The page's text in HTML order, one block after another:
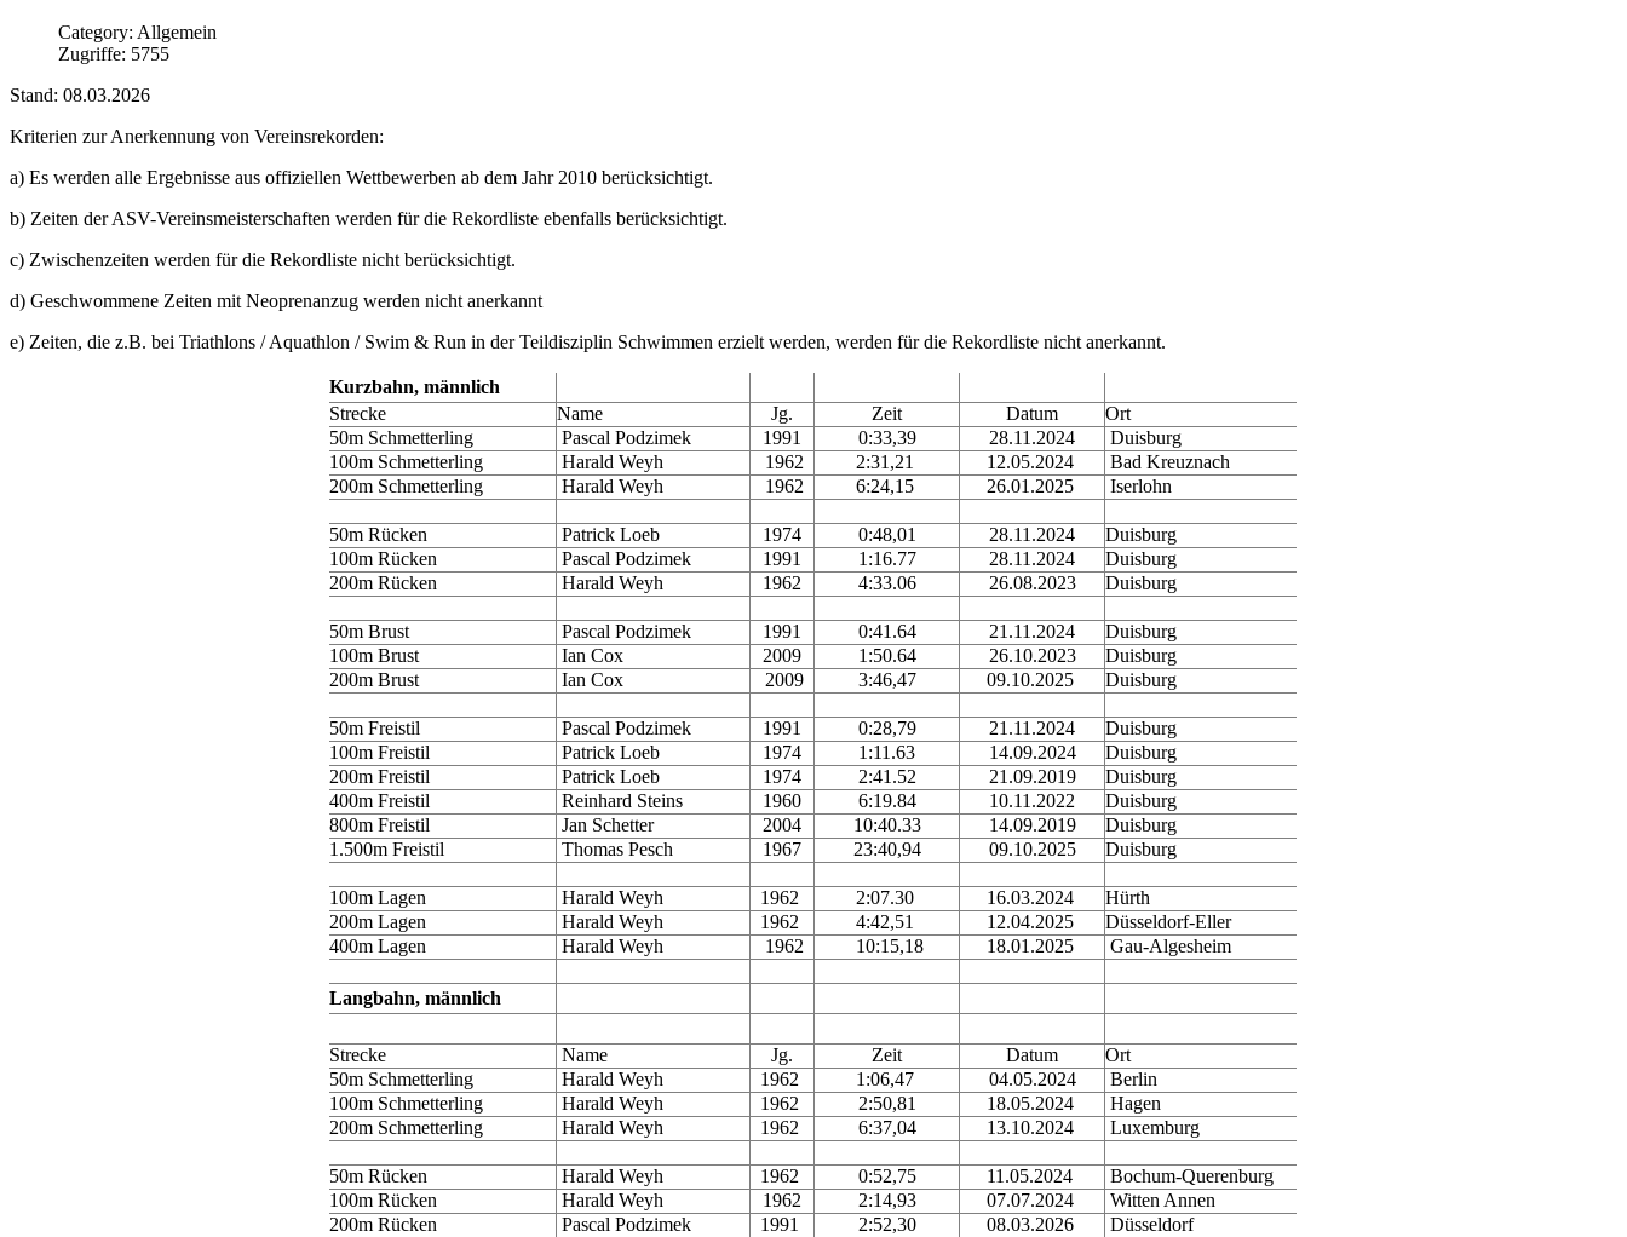
Category: Allgemein
Zugriffe: 5755
Stand: 08.03.2026
Kriterien zur Anerkennung von Vereinsrekorden:
a) Es werden alle Ergebnisse aus offiziellen Wettbewerben ab dem Jahr 2010 berücksichtigt.
b) Zeiten der ASV-Vereinsmeisterschaften werden für die Rekordliste ebenfalls berücksichtigt.
c) Zwischenzeiten werden für die Rekordliste nicht berücksichtigt.
d) Geschwommene Zeiten mit Neoprenanzug werden nicht anerkannt
e) Zeiten, die z.B. bei Triathlons / Aquathlon / Swim & Run in der Teildisziplin Schwimmen erzielt werden, werden für die Rekordliste nicht anerkannt.
Kurzbahn, männlich
Strecke
Name Jg. Zeit Datum
Ort
50m Schmetterling
Pascal Podzimek 1991 0:33,39 28.11.2024
Duisburg
100m Schmetterling
Harald Weyh 1962 2:31,21 12.05.2024
Bad Kreuznach
200m Schmetterling
Harald Weyh 1962 6:24,15 26.01.2025 Iserlohn
50m Rücken Patrick Loeb 1974 0:48,01 28.11.2024
Duisburg
100m Rücken
Pascal Podzimek 1991 1:16.77 28.11.2024
Duisburg
200m Rücken
Harald Weyh 1962 4:33.06 26.08.2023 Duisburg
50m Brust Pascal Podzimek 1991 0:41.64 21.11.2024
Duisburg
100m Brust
Ian Cox 2009 1:50.64 26.10.2023
Duisburg
200m Brust
Ian Cox 2009 3:46,47 09.10.2025 Duisburg
50m Freistil Pascal Podzimek 1991 0:28,79 21.11.2024
Duisburg
100m Freistil
Patrick Loeb 1974 1:11.63 14.09.2024
Duisburg
200m Freistil
Patrick Loeb 1974 2:41.52 21.09.2019
Duisburg
400m Freistil
Reinhard Steins 1960 6:19.84 10.11.2022
Duisburg
800m Freistil
Jan Schetter 2004 10:40.33 14.09.2019
Duisburg
1.500m Freistil
Thomas Pesch 1967 23:40,94 09.10.2025 Duisburg
100m Lagen Harald Weyh 1962 2:07.30 16.03.2024
Hürth
200m Lagen
Harald Weyh 1962 4:42,51 12.04.2025
Düsseldorf-Eller
400m Lagen
Harald Weyh 1962 10:15,18 18.01.2025 Gau-Algesheim
Langbahn, männlich
Strecke Name Jg. Zeit Datum
Ort
50m Schmetterling
Harald Weyh 1962 1:06,47 04.05.2024
Berlin
100m Schmetterling
Harald Weyh 1962 2:50,81 18.05.2024
Hagen
200m Schmetterling
Harald Weyh 1962 6:37,04 13.10.2024 Luxemburg
50m Rücken Harald Weyh 1962 0:52,75 11.05.2024
Bochum-Querenburg
100m Rücken
Harald Weyh 1962 2:14,93 07.07.2024
Witten Annen
200m Rücken
Pascal Podzimek 1991 2:52,30 08.03.2026 Düsseldorf